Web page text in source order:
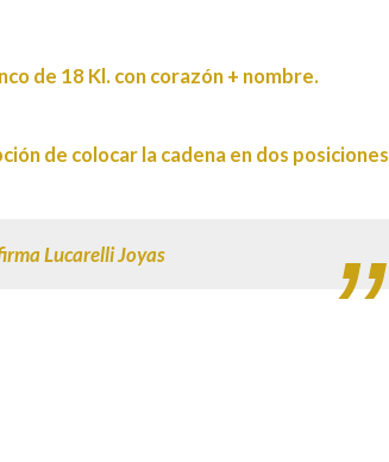
de 18 Kl. con corazón + nombre.
de colocar la cadena en dos posiciones
Lucarelli Joyas